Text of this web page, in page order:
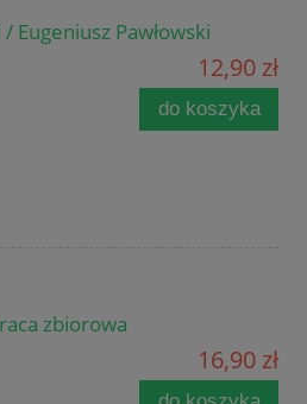
Eugeniusz Pawłowski
12,90 zł
do koszyka
zbiorowa
16,90 zł